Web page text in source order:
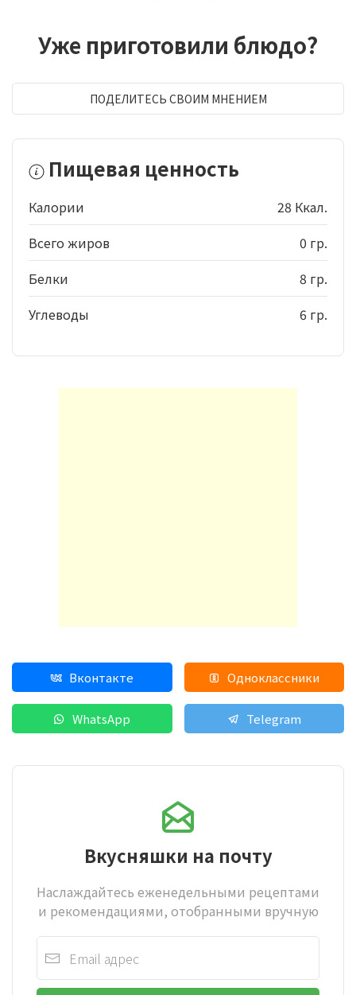
Уже приготовили блюдо?
ПОДЕЛИТЕСЬ СВОИМ МНЕНИЕМ
Пищевая ценность
Калории
28 Ккал.
Всего жиров
0 гр.
Белки
8 гр.
Углеводы
6 гр.
Вконтакте Одноклассники
WhatsApp Telegram
Вкусняшки на почту
Наслаждайтесь еженедельными рецептами
и рекомендациями, отобранными вручную